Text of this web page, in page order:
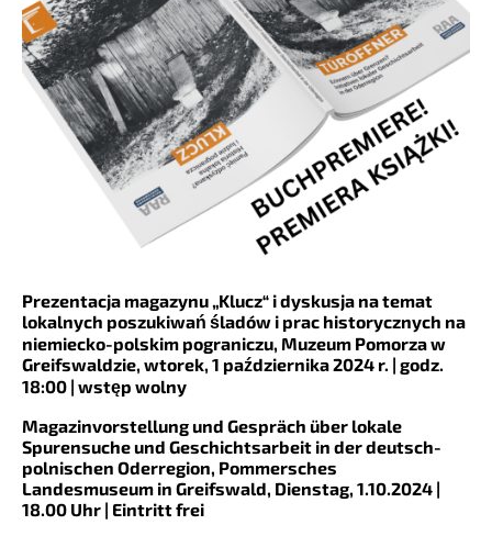
Prezentacja magazynu „Klucz“ i dyskusja na temat
lokalnych poszukiwań śladów i prac historycznych na
niemiecko-polskim pograniczu, Muzeum Pomorza w
Greifswaldzie, wtorek, 1 października 2024 r. | godz.
18:00 | wstęp wolny
Magazinvorstellung und Gespräch über lokale
Spurensuche und Geschichtsarbeit in der deutsch-
polnischen Oderregion, Pommersches
Landesmuseum in Greifswald, Dienstag, 1.10.2024 |
18.00 Uhr | Eintritt frei